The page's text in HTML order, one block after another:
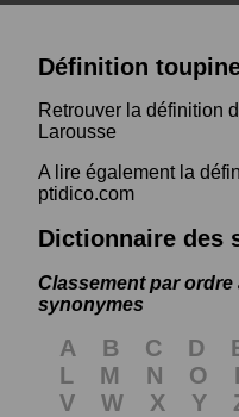
Définition
Retrouver la définition
Larousse
A lire également la
ptidico.com
Dictionnaire des
Classement par
synonymes
A B C D
L
M N O
V
W X Y